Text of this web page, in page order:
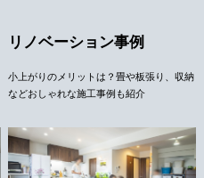
リノベーション事例
小上がりのメリットは？畳や板張り、収納
などおしゃれな施工事例も紹介